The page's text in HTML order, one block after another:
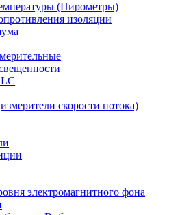
(Пирометры)
изоляции
скорости потока)
электромагнитного фона